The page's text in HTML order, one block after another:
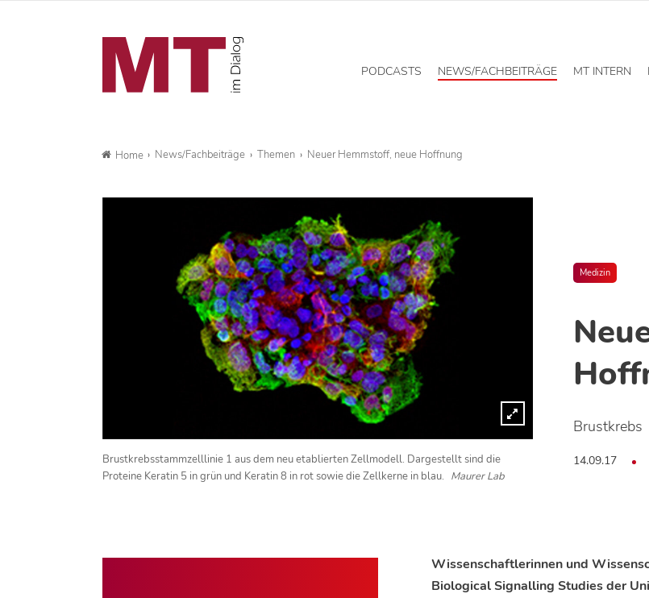
PODCASTS NEWS/FACHBEITRÄGE MT INTERN
Home News/Fachbeiträge Themen Neuer Hemmstoff, neue Hoffnung
Medizin
Brustkrebs
14.09.17
Brustkrebsstammzelllinie 1 aus dem neu etablierten Zellmodell. Dargestellt sind die
Proteine Keratin 5 in grün und Keratin 8 in rot sowie die Zellkerne in blau. Maurer Lab
Wissenschaftlerinnen und
Biological Signalling Studies der